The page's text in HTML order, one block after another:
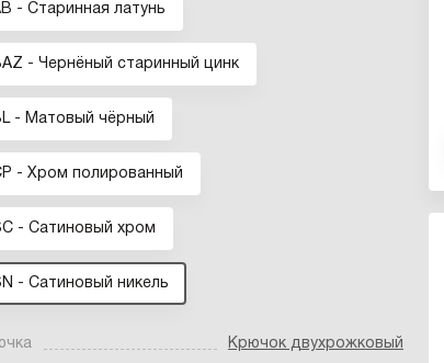
- Старинная латунь
- Чернёный старинный цинк
- Матовый чёрный
- Хром полированный
- Сатиновый хром
- Cатиновый никель
Крючок двухрожковый